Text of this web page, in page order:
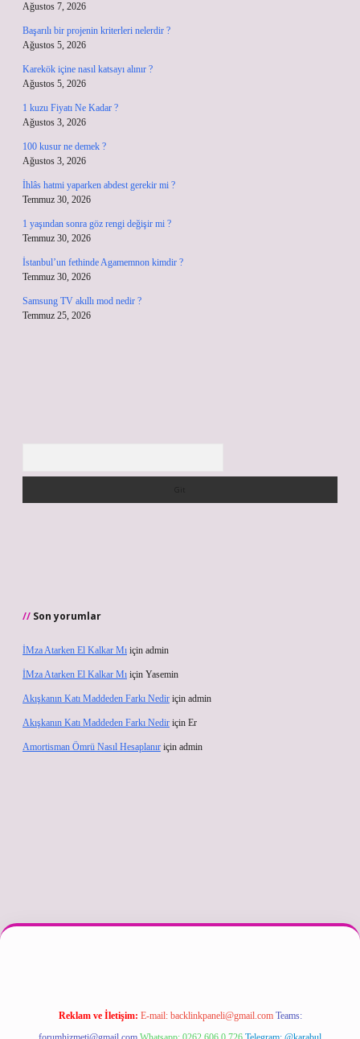
Ağustos 7, 2026
Başarılı bir projenin kriterleri nelerdir ?
Ağustos 5, 2026
Karekök içine nasıl katsayı alınır ?
Ağustos 5, 2026
1 kuzu Fiyatı Ne Kadar ?
Ağustos 3, 2026
100 kusur ne demek ?
Ağustos 3, 2026
İhlâs hatmi yaparken abdest gerekir mi ?
Temmuz 30, 2026
1 yaşından sonra göz rengi değişir mi ?
Temmuz 30, 2026
İstanbul’un fethinde Agamemnon kimdir ?
Temmuz 30, 2026
Samsung TV akıllı mod nedir ?
Temmuz 25, 2026
Son yorumlar
İMza Atarken El Kalkar Mı için admin
İMza Atarken El Kalkar Mı için Yasemin
Akışkanın Katı Maddeden Farkı Nedir için admin
Akışkanın Katı Maddeden Farkı Nedir için Er
Amortisman Ömrü Nasıl Hesaplanır için admin
güncel
Reklam ve İletişim: E-mail: backlinkpaneli@gmail.com Teams: